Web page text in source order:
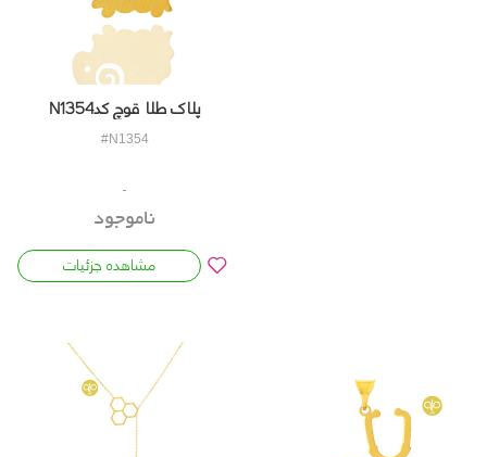
پلاک طلا قوچ کدN1354
#N1354
ناموجود
مشاهده جزئیات